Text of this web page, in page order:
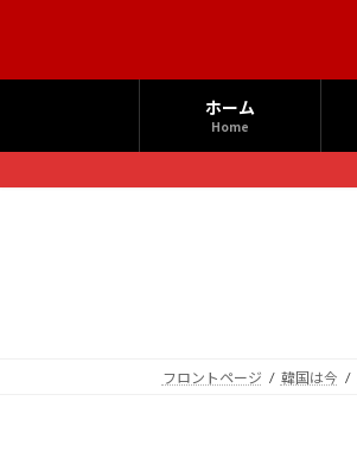
へ
ス
ョ
ン
ホーム
Home
フロントページ 韓国は今